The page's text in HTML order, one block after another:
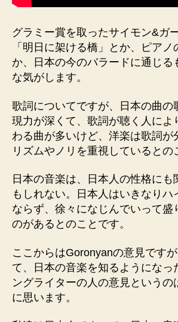
グラミー賞を取ったサイモン&ガ
「明日に架ける橋」とか、ピアノ
か、日本の今のバラードに通じる
な気がします。
歌詞についてですが、日本の曲の
現力が深くて、歌詞が聴く人によ
わる曲が多いけど、洋楽は歌詞が
リズムやノリを重視しているとの
日本の音楽は、日本人の性格にも
もしれない。日本人はいきなりハ
ならず、徐々になじんでいって盛
のがあるとのことです。
ここからはGoronyanの意見です
て、日本の音楽を知るようになっ
ングライターの人の意見というの
に思います。